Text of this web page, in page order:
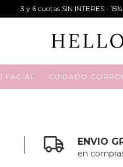
3 y 6 cuotas SIN INTERES -
FACIAL CUIDADO
ENVIO
en